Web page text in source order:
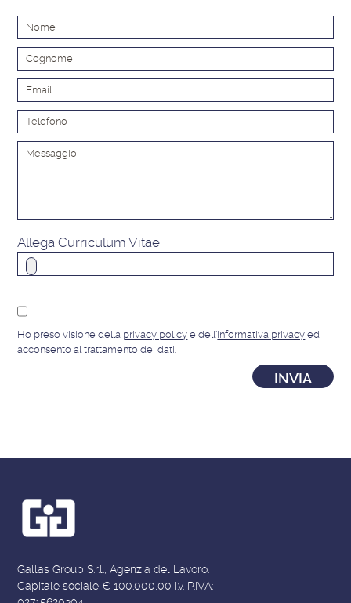
Allega Curriculum Vitae
Ho preso visione della privacy policy e dell'informativa privacy ed
acconsento al trattamento dei dati.
Gallas Group S.r.l., Agenzia del Lavoro.
Capitale sociale € 100.000,00 i.v. P.IVA: